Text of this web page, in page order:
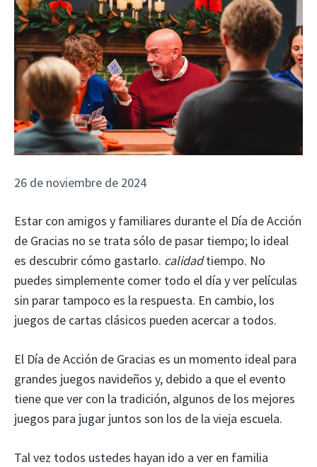
26 de noviembre de 2024
Estar con amigos y familiares durante el Día de Acción
de Gracias no se trata sólo de pasar tiempo; lo ideal
es descubrir cómo gastarlo. calidadtiempo. No
puedes simplemente comer todo el día y ver películas
sin parar tampoco es la respuesta. En cambio, los
juegos de cartas clásicos pueden acercar a todos.
El Día de Acción de Gracias es un momento ideal para
grandes juegos navideños y, debido a que el evento
tiene que ver con la tradición, algunos de los mejores
juegos para jugar juntos son los de la vieja escuela.
Tal vez todos ustedes hayan ido a ver en familia